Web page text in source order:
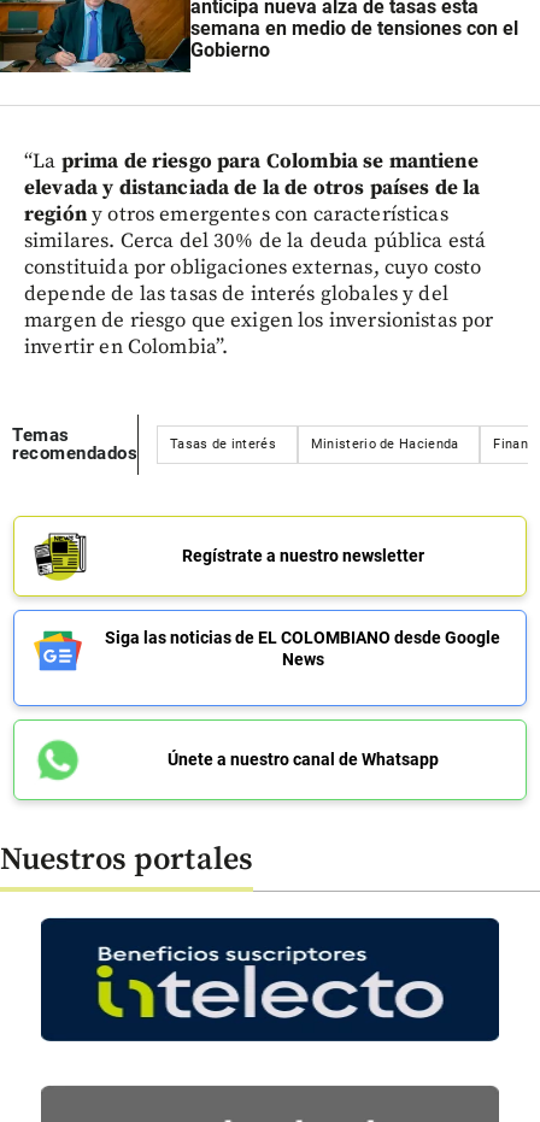
anticipa nueva alza de tasas esta
semana en medio de tensiones con el
Gobierno
“La prima de riesgo para Colombia se mantiene
elevada y distanciada de la de otros países de la
regióny otros emergentes con características
similares. Cerca del 30% de la deuda pública está
constituida por obligaciones externas, cuyo costo
depende de las tasas de interés globales y del
margen de riesgo que exigen los inversionistas por
invertir en Colombia”.
Temas
recomendados
Tasas de interés Ministerio de Hacienda
Regístrate a nuestro newsletter
Siga las noticias de EL COLOMBIANO desde Google
News
Únete a nuestro canal de Whatsapp
Nuestros portales